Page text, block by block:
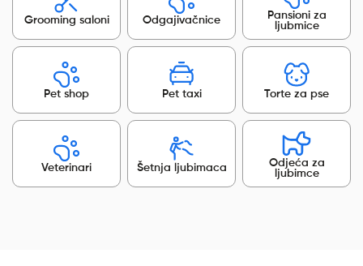
Grooming saloni Odgajivačnice
Pansioni za
ljubmice
Pet shop Pet taxi Torte za pse
Veterinari Šetnja ljubimaca
Odjeća za
ljubimce